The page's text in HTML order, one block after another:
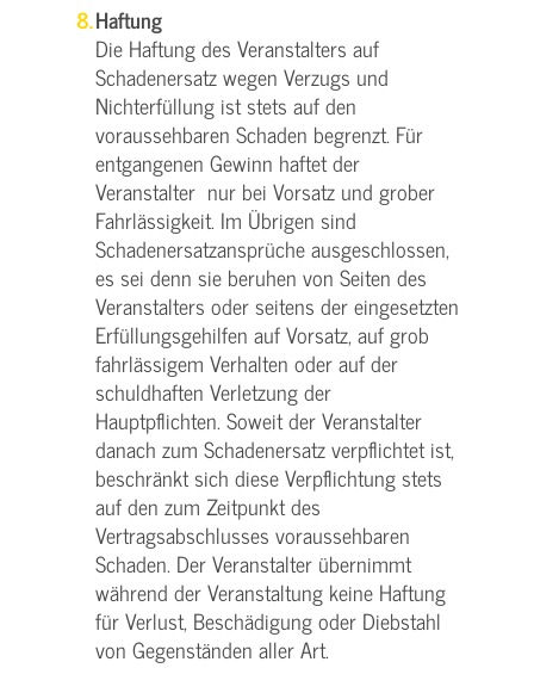
Haftung
Die Haftung des Veranstalters auf
Schadenersatz wegen Verzugs und
Nichterfüllung ist stets auf den
voraussehbaren Schaden begrenzt. Für
entgangenen Gewinn haftet der
Veranstalter nur bei Vorsatz und grober
Fahrlässigkeit. Im Übrigen sind
Schadenersatzansprüche ausgeschlossen,
es sei denn sie beruhen von Seiten des
Veranstalters oder seitens der eingesetzten
Erfüllungsgehilfen auf Vorsatz, auf grob
fahrlässigem Verhalten oder auf der
schuldhaften Verletzung der
Hauptpflichten. Soweit der Veranstalter
danach zum Schadenersatz verpflichtet ist,
beschränkt sich diese Verpflichtung stets
auf den zum Zeitpunkt des
Vertragsabschlusses voraussehbaren
Schaden. Der Veranstalter übernimmt
während der Veranstaltung keine Haftung
für Verlust, Beschädigung oder Diebstahl
von Gegenständen aller Art.